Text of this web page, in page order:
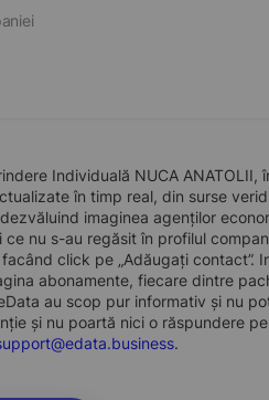
Individuală NUCA
în timp real, din surse
imaginea agenților
nu s-au regăsit în profilul
click pe „Adăugați
abonamente, fiecare dintre
au scop pur informativ și nu
și nu poartă nici o răspundere
.